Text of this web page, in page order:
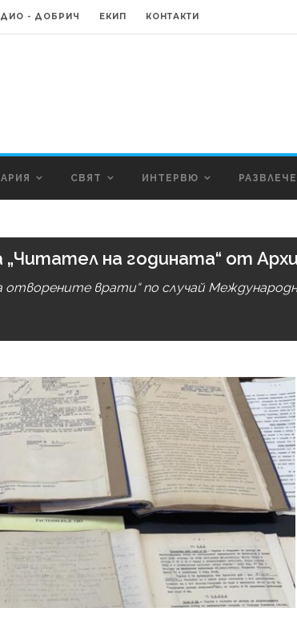
- ДОБРИЧ ЕКИП КОНТАКТИ
СВЯТ ИНТЕРВЮ
„Читател на годината“ от
отворените врати“ по случай